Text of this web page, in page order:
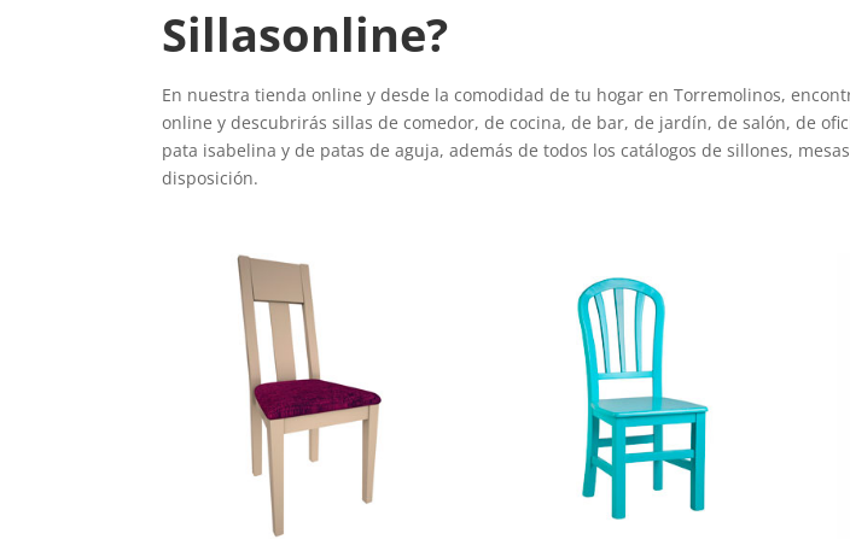
Sillasonline?
En nuestra tienda online y desde la comodidad de tu hogar en Torremolinos,
online y descubrirás sillas de comedor, de cocina, de bar, de jardín, de salón, de
pata isabelina y de patas de aguja, además de todos los catálogos de sillones,
disposición.